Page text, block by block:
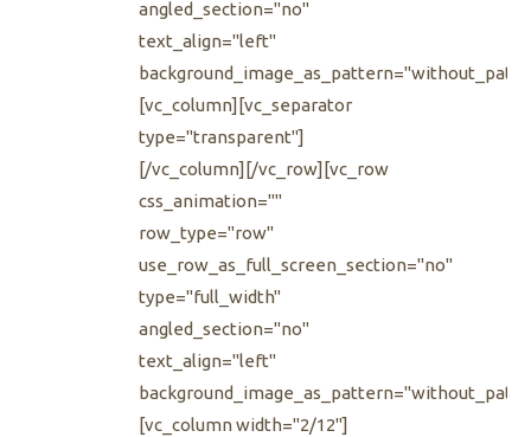
angled_section="no"
text_align="left"
[vc_column][vc_separator
type="transparent"]
[/vc_column][/vc_row][vc_row
css_animation=""
row_type="row"
use_row_as_full_screen_section="no"
type="full_width"
angled_section="no"
text_align="left"
[vc_column width="2/12"]